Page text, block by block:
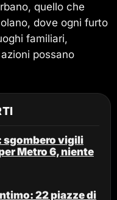
quello che
dove ogni furto
familiari,
possano
sgombero vigili
Metro 6, niente
22 piazze di